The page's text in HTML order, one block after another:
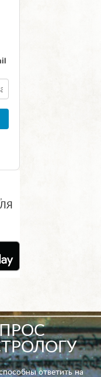
ответить на